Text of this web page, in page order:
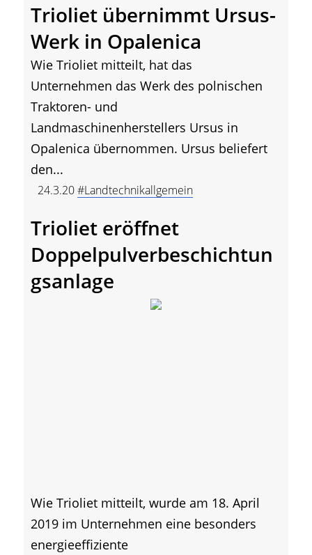
Trioliet übernimmt Ursus-
Werk in Opalenica
Wie Trioliet mitteilt, hat das
Unternehmen das Werk des polnischen
Traktoren- und
Landmaschinenherstellers Ursus in
Opalenica übernommen. Ursus beliefert
den...
24.3.20#Landtechnikallgemein
Trioliet eröffnet
Doppelpulverbeschichtun
gsanlage
Wie Trioliet mitteilt, wurde am 18. April
2019 im Unternehmen eine besonders
energieeffiziente